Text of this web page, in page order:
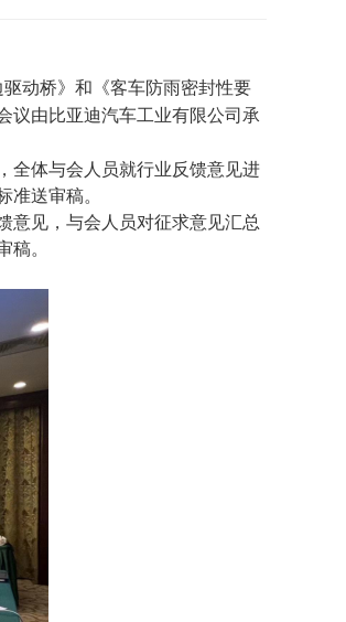
动桥》和《客车防雨密封性要
议由比亚迪汽车工业有限公司承
全体与会人员就行业反馈意见进
送审稿。
意见，与会人员对征求意见汇总
稿。